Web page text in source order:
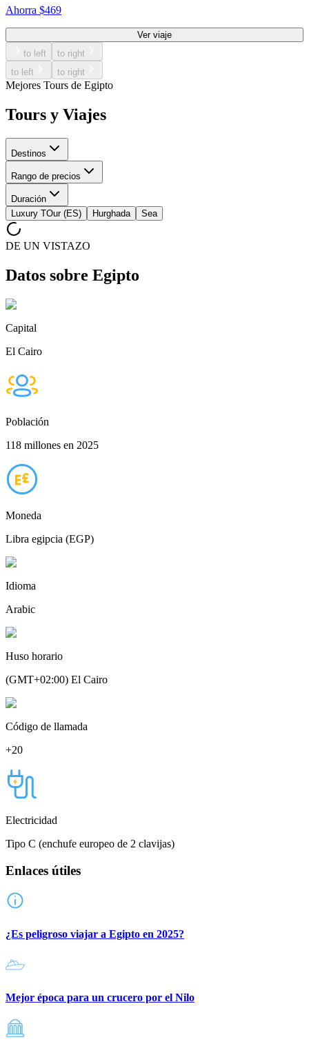
Ahorra $469
Ver viaje
to left
to right
to left
to right
Mejores Tours de Egipto
Tours y Viajes
Destinos
Rango de precios
Duración
Luxury TOur (ES)
Hurghada Sea
DE UN VISTAZO
Datos sobre Egipto
Capital
El Cairo
Población
118 millones en 2025
Moneda
Libra egipcia (EGP)
Idioma
Arabic
Huso horario
(GMT+02:00) El Cairo
Código de llamada
+20
Electricidad
Tipo C (enchufe europeo de 2 clavijas)
Enlaces útiles
¿Es peligroso viajar a Egipto en 2025?
Mejor época para un crucero por el Nilo